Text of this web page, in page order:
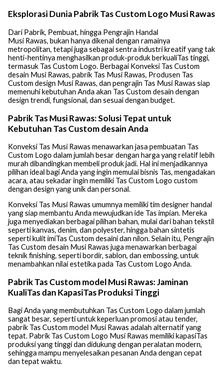
Eksplorasi Dunia Pabrik Tas Custom Logo Musi Rawas
Dari Pabrik, Pembuat, hingga Pengrajin Handal
Musi Rawas, bukan hanya dikenal dengan ramainya
metropolitan, tetapi juga sebagai sentra industri kreatif yang tak
henti-hentinya menghasilkan produk-produk berkualiTas tinggi,
termasuk Tas Custom Logo. Berbagai Konveksi Tas Custom
desain Musi Rawas, pabrik Tas Musi Rawas, Produsen Tas
Custom design Musi Rawas, dan pengrajin Tas Musi Rawas siap
memenuhi kebutuhan Anda akan Tas Custom desain dengan
design trendi, fungsional, dan sesuai dengan budget.
Pabrik Tas Musi Rawas: Solusi Tepat untuk
Kebutuhan Tas Custom desain Anda
Konveksi Tas Musi Rawas menawarkan jasa pembuatan Tas
Custom Logo dalam jumlah besar dengan harga yang relatif lebih
murah dibandingkan membeli produk jadi. Hal ini menjadikannya
pilihan ideal bagi Anda yang ingin memulai bisnis Tas, mengadakan
acara, atau sekadar ingin memiliki Tas Custom Logo custom
dengan design yang unik dan personal.
Konveksi Tas Musi Rawas umumnya memiliki tim designer handal
yang siap membantu Anda mewujudkan ide Tas impian. Mereka
juga menyediakan berbagai pilihan bahan, mulai dari bahan tekstil
seperti kanvas, denim, dan polyester, hingga bahan sintetis
seperti kulit imiTas Custom desaini dan nilon. Selain itu, Pengrajin
Tas Custom desain Musi Rawas juga menawarkan berbagai
teknik finishing, seperti bordir, sablon, dan embossing, untuk
menambahkan nilai estetika pada Tas Custom Logo Anda.
Pabrik Tas Custom model Musi Rawas: Jaminan
KualiTas dan KapasiTas Produksi Tinggi
Bagi Anda yang membutuhkan Tas Custom Logo dalam jumlah
sangat besar, seperti untuk keperluan promosi atau tender,
pabrik Tas Custom model Musi Rawas adalah alternatif yang
tepat. Pabrik Tas Custom Logo Musi Rawas memiliki kapasiTas
produksi yang tinggi dan didukung dengan peralatan modern,
sehingga mampu menyelesaikan pesanan Anda dengan cepat
dan tepat waktu.